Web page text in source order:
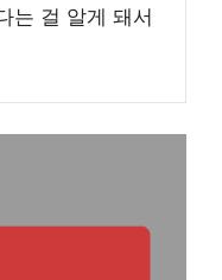
는 걸 알게 돼서